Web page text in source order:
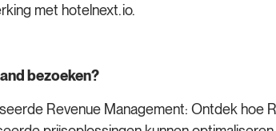
met hotelnext.io.
bezoeken?
Revenue Management: Ontdek hoe